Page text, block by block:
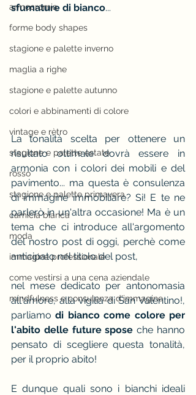
armocromia
forme body shapes
stagione e palette inverno
maglia a righe
stagione e palette autunno
colori e abbinamenti di colore
vintage e rètro
stagione e palette estate
rosso
stagione e palette primavera
camicia bianca
moda
immagine professionale
come vestirsi a una cena aziendale
mindfulness e consulenza d'immagine
sfumature di bianco...
La tonalità scelta per ottenere un
risultato ottimale dovrà essere in
armonia con i colori dei mobili e del
pavimento... ma questa è consulenza
di immagine immobiliare? Si! E te ne
parlerò in un'altra occasione! Ma è un
tema che ci introduce all'argomento
del nostro post di oggi, perchè come
anticipato nel titolo del post,
nel mese dedicato per antonomasia
all'amore, alla vigilia di San Valentino!,
parliamo di bianco come colore per
l'abito delle future spose che hanno
pensato di scegliere questa tonalità,
per il proprio abito!
E dunque quali sono i bianchi ideali